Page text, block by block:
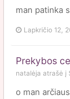
man patinka
Lapkričio 12,
Prekybos
natalėja atrašė į
o man